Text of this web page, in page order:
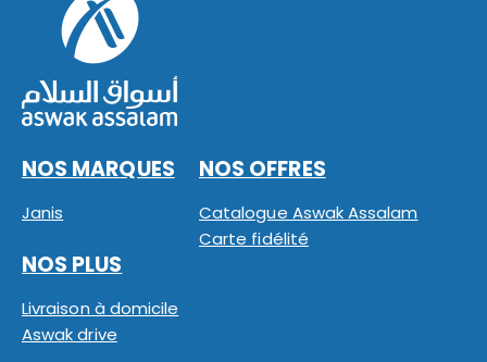
NOS MARQUES
Janis
NOS OFFRES
Catalogue Aswak Assalam
Carte fidélité
NOS PLUS
Livraison à domicile
Aswak drive